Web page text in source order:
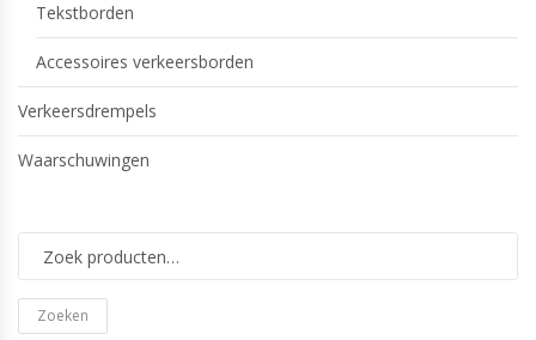
Tekstborden
Accessoires verkeersborden
Verkeersdrempels
Waarschuwingen
Zoeken